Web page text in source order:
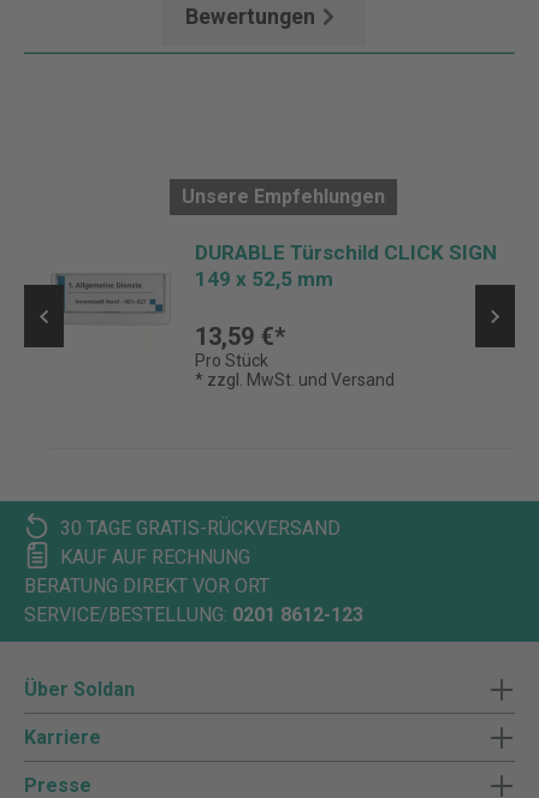
Bewertungen
Unsere Empfehlungen
DURABLE Türschild CLICK SIGN
149 x 52,5 mm
13,59 €*
Pro Stück
* zzgl. MwSt. und Versand
30 TAGE GRATIS-RÜCKVERSAND
KAUF AUF RECHNUNG
BERATUNG DIREKT VOR ORT
SERVICE/BESTELLUNG: 0201 8612-123
Über Soldan
Karriere
Presse